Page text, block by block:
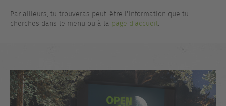
Par ailleurs, tu trouveras peut-être l'information que tu
cherches dans le menu ou à la page d'accueil.